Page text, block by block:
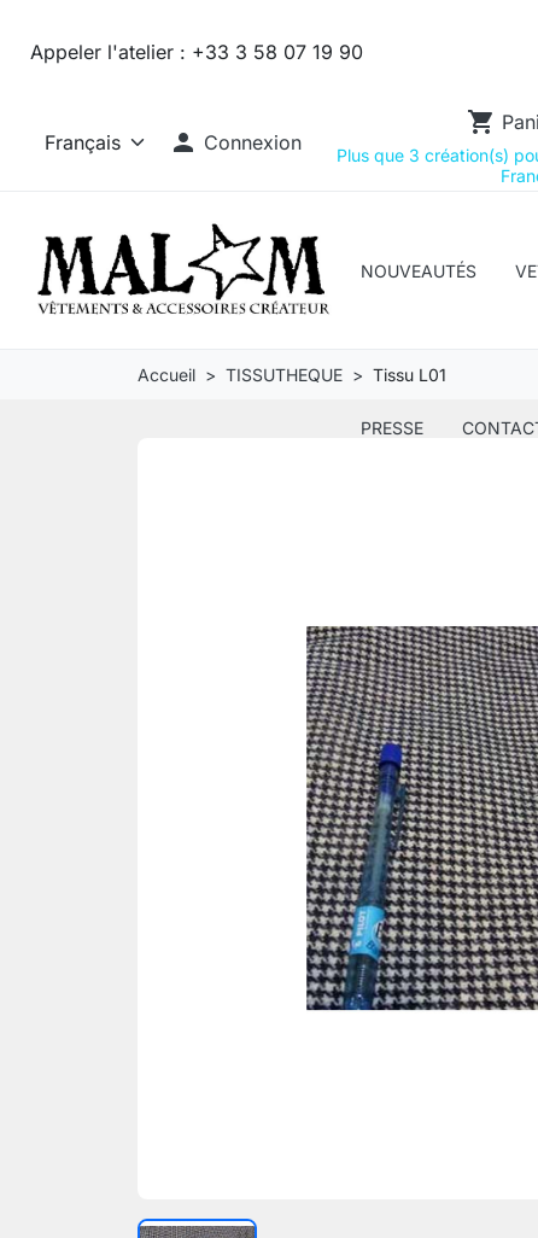
Appeler l'atelier : +33 3 58 07 19 90
 Connexion
shopping_cart
Plus que 3 création(s)
NOUVEAUTÉS
PRESSE
Accueil TISSUTHEQUE Tissu L01